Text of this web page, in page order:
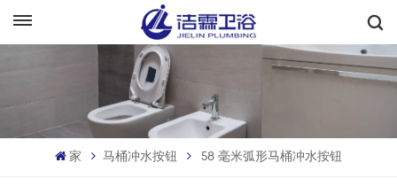
Français
家 马桶冲水按钮 58 毫米弧形马桶冲水按钮